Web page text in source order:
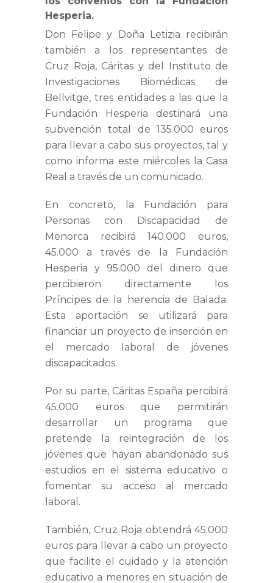
Hesperia.
Don Felipe y Doña Letizia recibirán
también a los representantes de
Cruz Roja, Cáritas y del Instituto de
Investigaciones Biomédicas de
Bellvitge, tres entidades a las que la
Fundación Hesperia destinará una
subvención total de 135.000 euros
para llevar a cabo sus proyectos, tal y
como informa este miércoles la Casa
Real a través de un comunicado.
En concreto, la Fundación para
Personas con Discapacidad de
Menorca recibirá 140.000 euros,
45.000 a través de la Fundación
Hesperia y 95.000 del dinero que
percibieron directamente los
Príncipes de la herencia de Balada.
Esta aportación se utilizará para
financiar un proyecto de inserción en
el mercado laboral de jóvenes
discapacitados.
Por su parte, Cáritas España percibirá
45.000 euros que permitirán
desarrollar un programa que
pretende la reintegración de los
jóvenes que hayan abandonado sus
estudios en el sistema educativo o
fomentar su acceso al mercado
laboral.
También, Cruz Roja obtendrá 45.000
euros para llevar a cabo un proyecto
que facilite el cuidado y la atención
educativo a menores en situación de